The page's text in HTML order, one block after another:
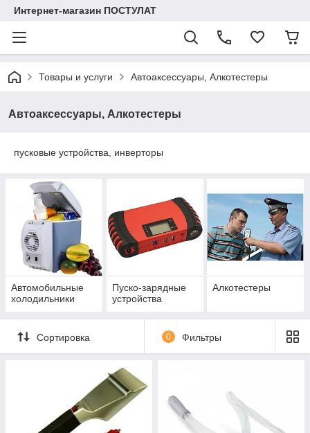
Интернет-магазин ПОСТУЛАТ
Товары и услуги Автоаксессуары, Алкотестеры
Автоаксессуары, Алкотестеры
пусковые устройства, инверторы
Автомобильные
холодильники
Пуско-зарядные
устройства
Алкотестеры
Сортировка 0 Фильтры